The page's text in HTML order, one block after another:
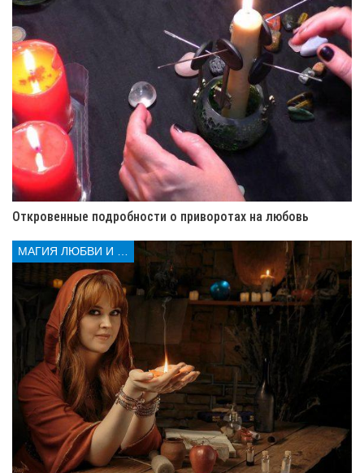
Читайте также
5 знаков зодиака, которые всегда выигрывают в
спорах
3 знака зодиака, которые притягивают самые
необычные находки
5 знаков зодиака, которые ни с кем не делятся
своими секретами
Три знака Зодиака, которые часто становятся
неудачниками
Как знак зодиака влияет на ваш финансовый
успех
Откровенные подробности о приворотах на любовь